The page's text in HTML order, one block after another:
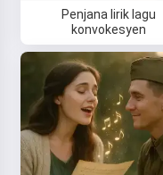
Penjana lirik lagu
konvokesyen